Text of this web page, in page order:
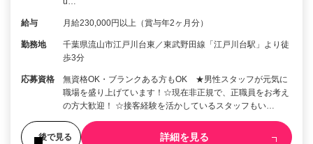
給与 月給230,000円以上（賞与年2ヶ月分）
勤務地
千葉県流山市江戸川台東／東武野田線「江戸川台駅」より徒
歩3分
応募資格
無資格OK・ブランクある方もOK ★男性スタッフが元気に
職場を盛り上げています！☆現在非正規で、正職員をお考え
の方大歓迎！ ☆接客経験を活かしているスタッフもい…
後で見る 詳細を見る